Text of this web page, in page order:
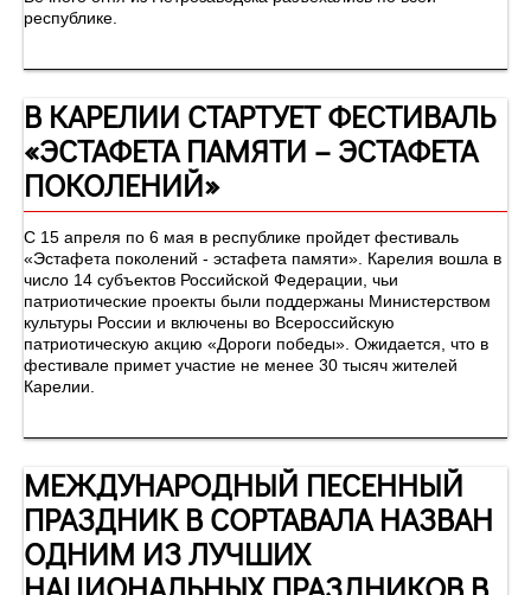
республике.
В КАРЕЛИИ СТАРТУЕТ ФЕСТИВАЛЬ
«ЭСТАФЕТА ПАМЯТИ – ЭСТАФЕТА
ПОКОЛЕНИЙ»
С 15 апреля по 6 мая в республике пройдет фестиваль
«Эстафета поколений - эстафета памяти». Карелия вошла в
число 14 субъектов Российской Федерации, чьи
патриотические проекты были поддержаны Министерством
культуры России и включены во Всероссийскую
патриотическую акцию «Дороги победы». Ожидается, что в
фестивале примет участие не менее 30 тысяч жителей
Карелии.
МЕЖДУНАРОДНЫЙ ПЕСЕННЫЙ
ПРАЗДНИК В СОРТАВАЛА НАЗВАН
ОДНИМ ИЗ ЛУЧШИХ